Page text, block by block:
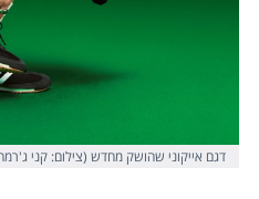
דגם אייקוני שהושק מחדש (צילום: קני